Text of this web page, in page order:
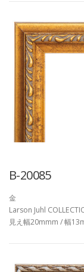
B-20085
金
Larson Juhl
見え幅20mmm / 幅